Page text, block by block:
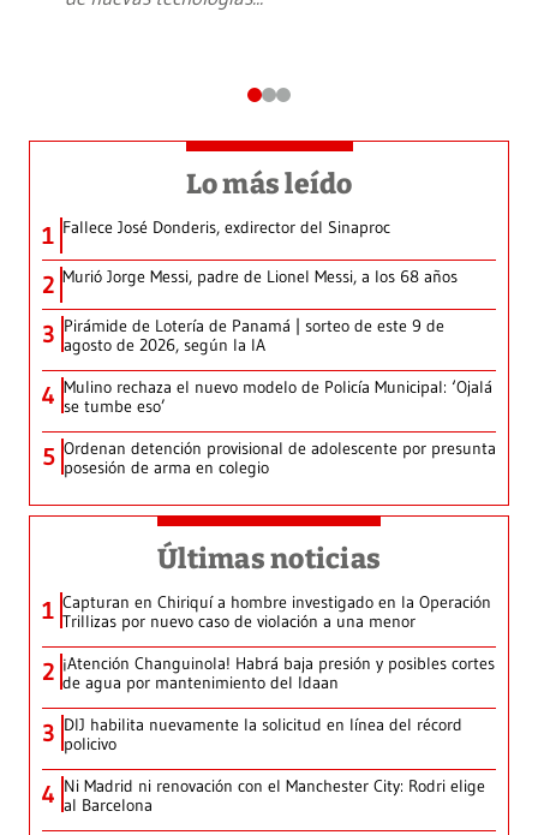
Lo más leído
1 Fallece José Donderis, exdirector del Sinaproc
2 Murió Jorge Messi, padre de Lionel Messi, a los 68 años
3 Pirámide de Lotería de Panamá | sorteo de este 9 de
agosto de 2026, según la IA
4 Mulino rechaza el nuevo modelo de Policía Municipal: ‘Ojalá
se tumbe eso’
5 Ordenan detención provisional de adolescente por presunta
posesión de arma en colegio
Últimas noticias
1 Capturan en Chiriquí a hombre investigado en la Operación
Trillizas por nuevo caso de violación a una menor
2 ¡Atención Changuinola! Habrá baja presión y posibles cortes
de agua por mantenimiento del Idaan
3 DIJ habilita nuevamente la solicitud en línea del récord
policivo
4 Ni Madrid ni renovación con el Manchester City: Rodri elige
al Barcelona